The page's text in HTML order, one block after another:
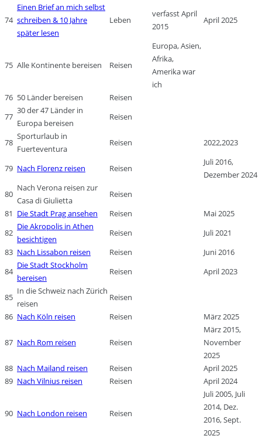
74
Einen Brief an mich selbst
schreiben & 10 Jahre
später lesen
Leben
verfasst April
2015
April 2025
75 Alle Kontinente bereisen Reisen
Europa, Asien,
Afrika,
Amerika war
ich
76 50 Länder bereisen
Reisen
77
30 der 47 Länder in
Europa bereisen
Reisen
78
Sporturlaub in
Fuerteventura
Reisen 2022,2023
79 Nach Florenz reisen Reisen
Juli 2016,
Dezember 2024
80
Nach Verona reisen zur
Casa di Giulietta
Reisen
81 Die Stadt Prag ansehen Reisen
Mai 2025
82
Die Akropolis in Athen
besichtigen
Reisen
Juli 2021
83 Nach Lissabon reisen Reisen
Juni 2016
84
Die Stadt Stockholm
bereisen
Reisen April 2023
85
In die Schweiz nach Zürich
reisen
Reisen
86 Nach Köln reisen Reisen März 2025
87 Nach Rom reisen Reisen
März 2015,
November
2025
88 Nach Mailand reisen Reisen
April 2025
89 Nach Vilnius reisen Reisen April 2024
90 Nach London reisen Reisen
Juli 2005, Juli
2014, Dez.
2016, Sept.
2025